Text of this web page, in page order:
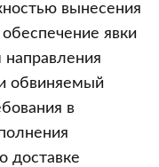
вынесения
явки
обвиняемый
в
доставке